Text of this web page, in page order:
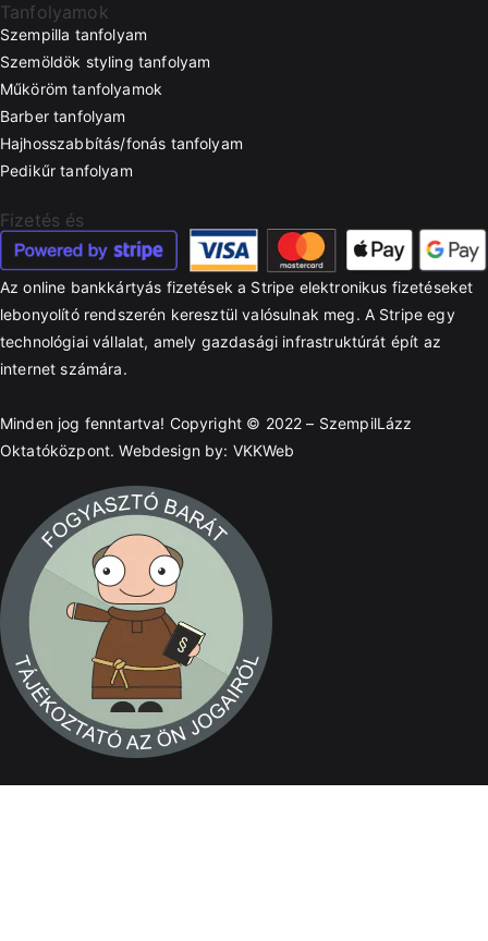
Tanfolyamok
Szempilla tanfolyam
Szemöldök styling tanfolyam
Műköröm tanfolyamok
Barber tanfolyam
Hajhosszabbítás/fonás tanfolyam
Pedikűr tanfolyam
Fizetés és
Az online bankkártyás fizetések a Stripe elektronikus fizetéseket
lebonyolító rendszerén keresztül valósulnak meg. A Stripe egy
technológiai vállalat, amely gazdasági infrastruktúrát épít az
internet számára.
Minden jog fenntartva! Copyright © 2022 – SzempilLázz
Oktatóközpont. Webdesign by: VKKWeb